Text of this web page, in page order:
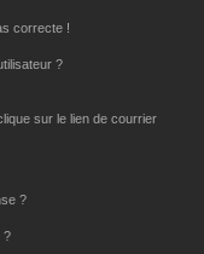
correcte !
?
sur le lien de courrier
?
?